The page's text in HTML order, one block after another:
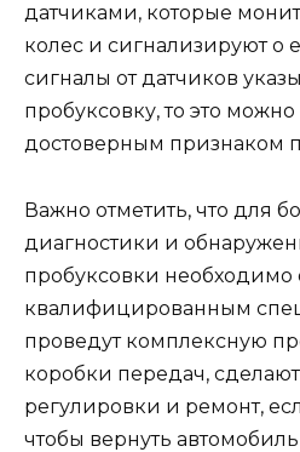
датчиками, которые
колес и сигнализируют о
сигналы от датчиков
пробуксовку, то это можно
достоверным признаком
Важно отметить, что для
диагностики и
пробуксовки необходимо
квалифицированным
проведут комплексную
коробки передач,
регулировки и ремонт,
чтобы вернуть